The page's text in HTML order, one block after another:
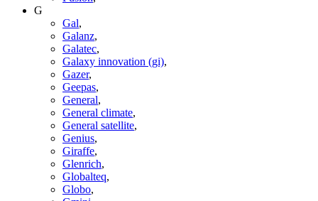
G
Gal,
Galanz,
Galatec,
Galaxy innovation (gi),
Gazer,
Geepas,
General,
General climate,
General satellite,
Genius,
Giraffe,
Glenrich,
Globalteq,
Globo,